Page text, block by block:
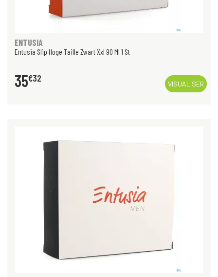
ENTUSIA
Entusia Slip Hoge Taille Zwart Xxl 90 Ml 1 St
35€32
VISUALISER